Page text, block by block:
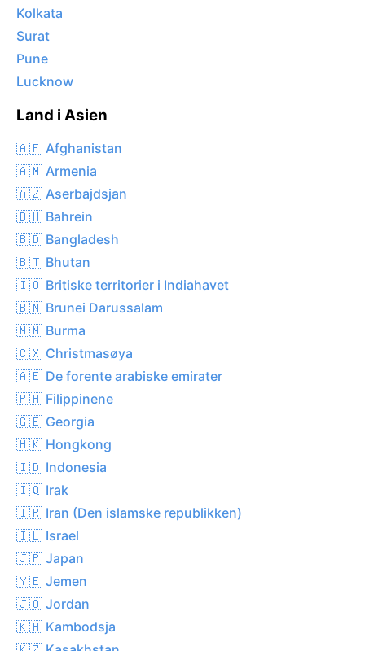
Kolkata
Surat
Pune
Lucknow
Land i Asien
🇦🇫 Afghanistan
🇦🇲 Armenia
🇦🇿 Aserbajdsjan
🇧🇭 Bahrein
🇧🇩 Bangladesh
🇧🇹 Bhutan
🇮🇴 Britiske territorier i Indiahavet
🇧🇳 Brunei Darussalam
🇲🇲 Burma
🇨🇽 Christmasøya
🇦🇪 De forente arabiske emirater
🇵🇭 Filippinene
🇬🇪 Georgia
🇭🇰 Hongkong
🇮🇩 Indonesia
🇮🇶 Irak
🇮🇷 Iran (Den islamske republikken)
🇮🇱 Israel
🇯🇵 Japan
🇾🇪 Jemen
🇯🇴 Jordan
🇰🇭 Kambodsja